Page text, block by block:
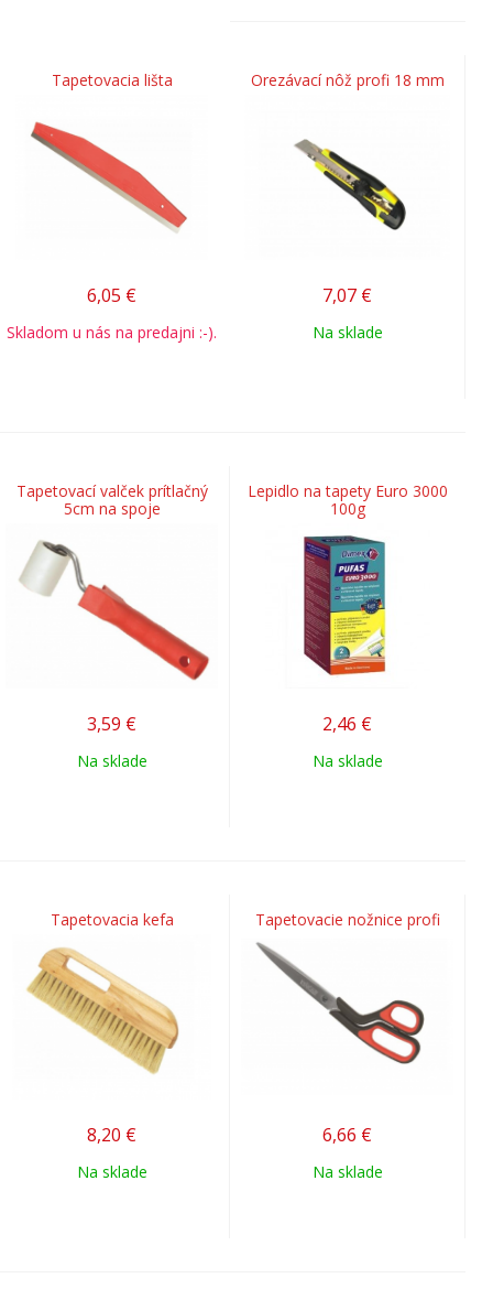
Tapetovacia lišta
6,05 €
Skladom u nás na predajni :-).
Orezávací nôž profi 18 mm
7,07 €
Na sklade
Tapetovací valček prítlačný
5cm na spoje
3,59 €
Na sklade
Lepidlo na tapety Euro 3000
100g
2,46 €
Na sklade
Tapetovacia kefa
8,20 €
Na sklade
Tapetovacie nožnice profi
6,66 €
Na sklade